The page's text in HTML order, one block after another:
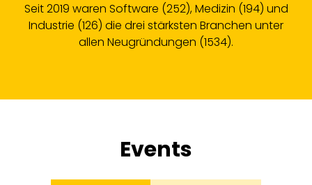
Seit 2019 waren Software (252), Medizin (194) und
Industrie (126) die drei stärksten Branchen unter
allen Neugründungen (1534).
Events